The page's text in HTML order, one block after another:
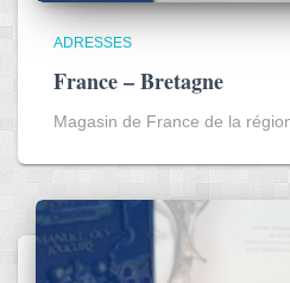
ADRESSES
France – Bretagne
Magasin de France de la